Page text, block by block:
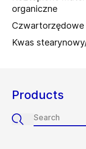
organiczne
Czwartorzędowe
Kwas
Products